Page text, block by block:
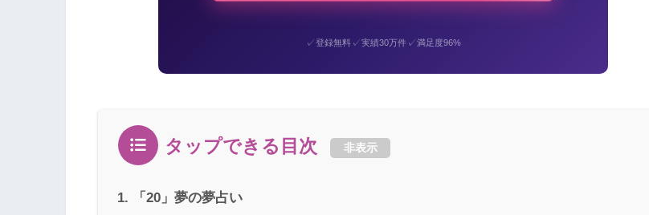
✓登録無料✓実績30万件✓満足度96%
タップできる目次 非表示
「20」夢の夢占い